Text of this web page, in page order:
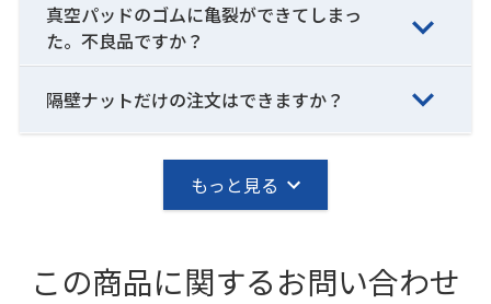
真空パッドのゴムに亀裂ができてしまっ
た。不良品ですか？
隔壁ナットだけの注文はできますか？
もっと見る
この商品に関するお問い合わせ